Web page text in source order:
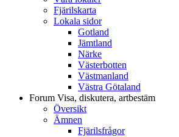
Fjärilskarta
Lokala sidor
Gotland
Jämtland
Närke
Västerbotten
Västmanland
Västra Götaland
Forum Visa, diskutera, artbestäm
Översikt
Ämnen
Fjärilsfrågor